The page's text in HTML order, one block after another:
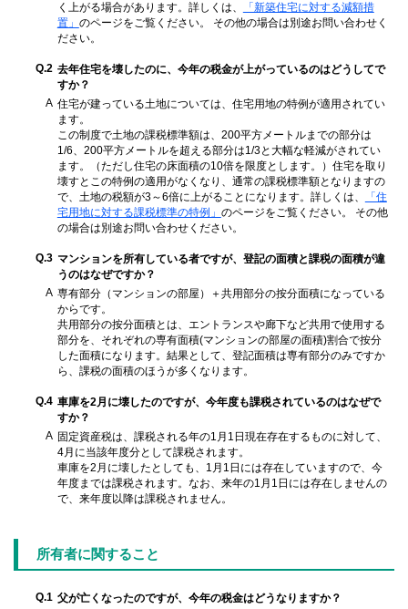
く上がる場合があります。詳しくは、
「新築住宅に対する減額措
置」 のページをご覧ください。 その他の場合は別途お問い合わせく
ださい。
Q.2 去年住宅を壊したのに、今年の税金が上がっているのはどうしてで
すか？
A 住宅が建っている土地については、住宅用地の特例が適用されてい
ます。
この制度で土地の課税標準額は、200平方メートルまでの部分は
1/6、200平方メートルを超える部分は1/3と大幅な軽減がされてい
ます。（ただし住宅の床面積の10倍を限度とします。）住宅を取り
壊すとこの特例の適用がなくなり、通常の課税標準額となりますの
で、土地の税額が3～6倍に上がることになります。詳しくは、
「住
宅用地に対する課税標準の特例」 のページをご覧ください。 その他
の場合は別途お問い合わせください。
Q.3 マンションを所有している者ですが、登記の面積と課税の面積が違
うのはなぜですか？
A 専有部分（マンションの部屋）＋共用部分の按分面積になっている
からです。
共用部分の按分面積とは、エントランスや廊下など共用で使用する
部分を、それぞれの専有面積(マンションの部屋の面積)割合で按分
した面積になります。結果として、登記面積は専有部分のみですか
ら、課税の面積のほうが多くなります。
Q.4 車庫を2月に壊したのですが、今年度も課税されているのはなぜで
すか？
A 固定資産税は、課税される年の1月1日現在存在するものに対して、
4月に当該年度分として課税されます。
車庫を2月に壊したとしても、1月1日には存在していますので、今
年度までは課税されます。なお、来年の1月1日には存在しませんの
で、来年度以降は課税されません。
所有者に関すること
Q.1 父が亡くなったのですが、今年の税金はどうなりますか？